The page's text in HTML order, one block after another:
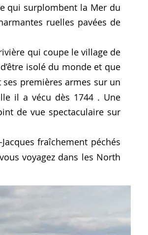
qui surplombent la Mer du
ruelles pavées de
qui coupe le village de
isolé du monde et que
premières armes sur un
il a vécu dès 1744 . Une
de vue spectaculaire sur
fraîchement péchés
voyagez dans les North